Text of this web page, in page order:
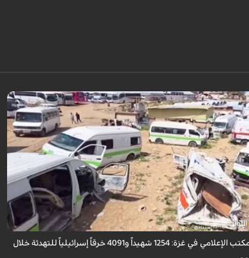
أعلن المكتب الإعلامي الحكومي في غزة ارتكاب الاحتلال الإسرائيلي أكثر من 4,091
وانتهاكاً لاتفاق "وقف إطلاق النار" الممتد منذ 300 يوم، ما أسفر عن ...
المكتب الإعلامي في غزة: 1254 شهيداً و4091 خرقاً إسرائيلياً للتهدئة خلال